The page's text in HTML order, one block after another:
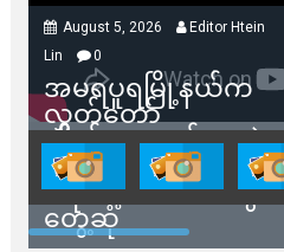
August 5, 2026
Editor Htein
Lin
0
အမရပူရမြို့နယ်က
လွှတ်တော်
ကိုယ်စားလှယ်တွေနဲ့
နေအိမ်တွေဖျက်သိမ်း
ခံရမယ့် ဒေသခံတွေ
တွေ့ဆုံ